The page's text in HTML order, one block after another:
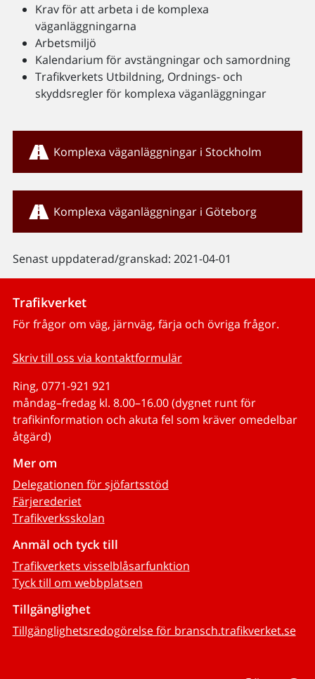
Krav för att arbeta i de komplexa
väganläggningarna
Arbetsmiljö
Kalendarium för avstängningar och samordning
Trafikverkets Utbildning, Ordnings- och
skyddsregler för komplexa väganläggningar
Komplexa väganläggningar i Stockholm
Komplexa väganläggningar i Göteborg
Senast uppdaterad/granskad: 2021-04-01
Trafikverket
För frågor om väg, järnväg, färja och övriga frågor.
Skriv till oss via kontaktformulär
Ring, 0771-921 921
måndag–fredag kl. 8.00–16.00 (dygnet runt för
trafikinformation och akuta fel som kräver omedelbar
åtgärd)
Mer om
Delegationen för sjöfartsstöd
Färjerederiet
Trafikverksskolan
Anmäl och tyck till
Trafikverkets visselblåsarfunktion
Tyck till om webbplatsen
Tillgänglighet
Tillgänglighetsredogörelse för bransch.trafikverket.se